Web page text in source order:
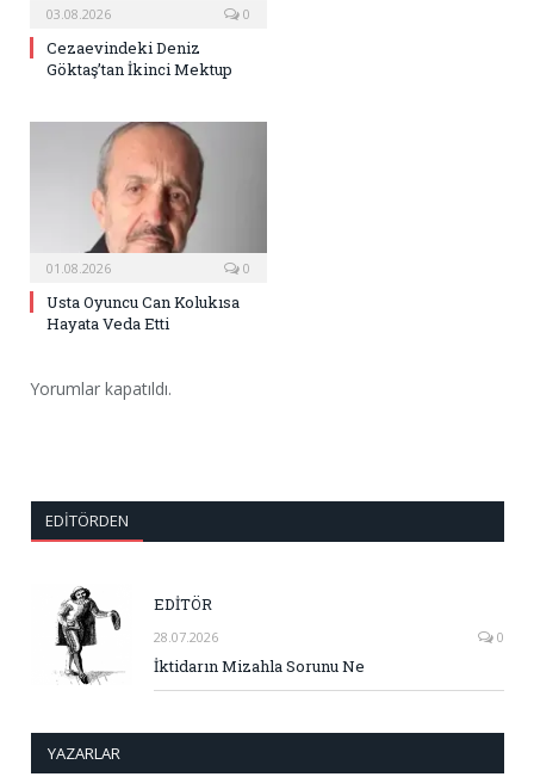
03.08.2026 0
Cezaevindeki Deniz
Göktaş’tan İkinci Mektup
01.08.2026 0
Usta Oyuncu Can Kolukısa
Hayata Veda Etti
Yorumlar kapatıldı.
EDITÖRDEN
EDİTÖR
28.07.2026 0
İktidarın Mizahla Sorunu Ne
YAZARLAR